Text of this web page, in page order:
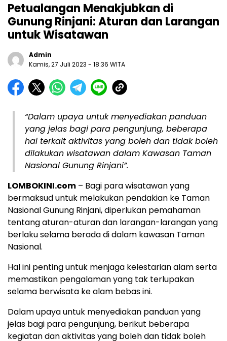
Petualangan Menakjubkan di
Gunung Rinjani: Aturan dan Larangan
untuk Wisatawan
Admin
Kamis, 27 Juli 2023 - 18:36 WITA
“Dalam upaya untuk menyediakan panduan
yang jelas bagi para pengunjung, beberapa
hal terkait aktivitas yang boleh dan tidak boleh
dilakukan wisatawan dalam Kawasan Taman
Nasional Gunung Rinjani”.
LOMBOKINI.com – Bagi para wisatawan yang
bermaksud untuk melakukan pendakian ke Taman
Nasional Gunung Rinjani, diperlukan pemahaman
tentang aturan-aturan dan larangan-larangan yang
berlaku selama berada di dalam kawasan Taman
Nasional.
Hal ini penting untuk menjaga kelestarian alam serta
memastikan pengalaman yang tak terlupakan
selama berwisata ke alam bebas ini.
Dalam upaya untuk menyediakan panduan yang
jelas bagi para pengunjung, berikut beberapa
kegiatan dan aktivitas yang boleh dan tidak boleh